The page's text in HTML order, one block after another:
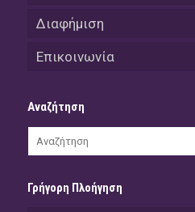
Διαφήμιση
Επικοινωνία
Αναζήτηση
Γρήγορη Πλοήγηση